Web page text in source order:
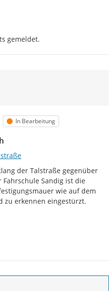
gemeldet.
Status
In Bearbeitung
der Talstraße gegenüber
Fahrschule Sandig ist die
wie auf dem
zu erkennen eingestürzt.